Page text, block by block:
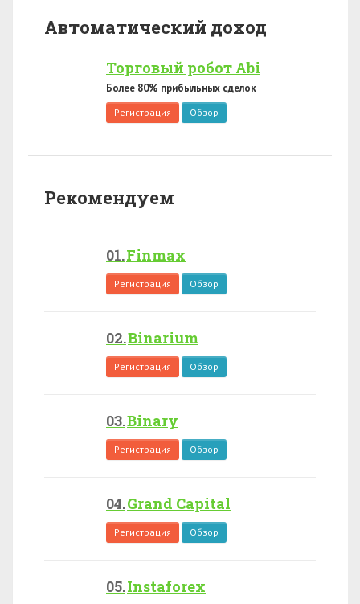
Автоматический доход
Торговый робот Abi
Более 80% прибыльных сделок
Регистрация Обзор
Рекомендуем
Finmax
Регистрация Обзор
Binarium
Регистрация Обзор
Binary
Регистрация Обзор
Grand Capital
Регистрация Обзор
Instaforex